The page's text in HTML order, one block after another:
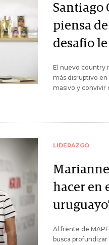
Santiago
piensa
desafío le
El nuevo country
más disruptivo en
masivo y convivir
LIDERAZGO
hacer en
Al frente de
busca